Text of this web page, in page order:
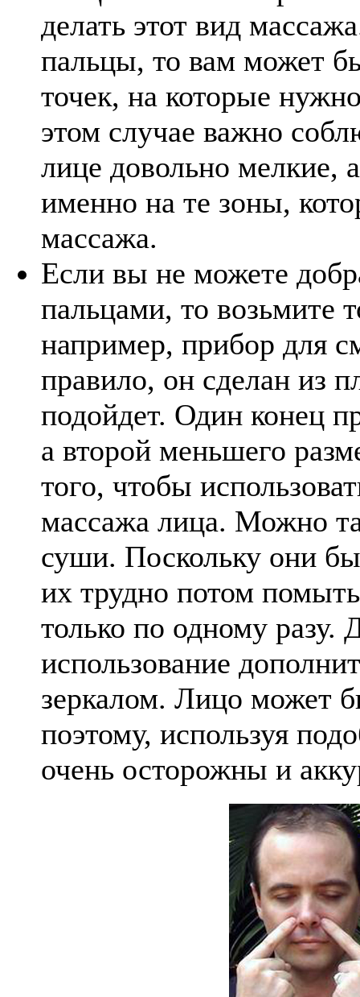
делать этот вид
пальцы, то вам может
точек, на которые
этом случае важно
лице довольно мелкие,
именно на те зоны,
массажа.
Если вы не можете
пальцами, то возьмите
например, прибор для
правило, он сделан из
подойдет. Один конец
а второй меньшего
того, чтобы
массажа лица. Можно
суши. Поскольку они
их трудно потом
только по одному разу.
использование
зеркалом. Лицо может
поэтому, используя
очень осторожны и